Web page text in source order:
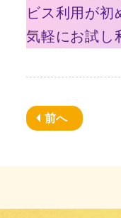
ビス利用が
気軽にお試し
前へ